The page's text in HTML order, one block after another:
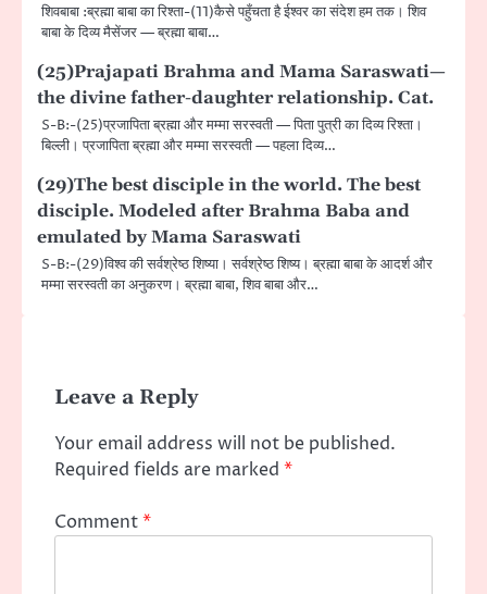
शिवबाबा :ब्रह्मा बाबा का रिश्ता-(11)कैसे पहुँचता है ईश्वर का संदेश हम तक। शिव
बाबा के दिव्य मैसेंजर — ब्रह्मा बाबा…
(25)Prajapati Brahma and Mama Saraswati—
the divine father-daughter relationship. Cat.
S-B:-(25)प्रजापिता ब्रह्मा और मम्मा सरस्वती — पिता पुत्री का दिव्य रिश्ता।
बिल्ली। प्रजापिता ब्रह्मा और मम्मा सरस्वती — पहला दिव्य…
(29)The best disciple in the world. The best
disciple. Modeled after Brahma Baba and
emulated by Mama Saraswati
S-B:-(29)विश्व की सर्वश्रेष्ठ शिष्या। सर्वश्रेष्ठ शिष्य। ब्रह्मा बाबा के आदर्श और
मम्मा सरस्वती का अनुकरण। ब्रह्मा बाबा, शिव बाबा और…
Leave a Reply
Your email address will not be published.
Required fields are marked *
Comment*